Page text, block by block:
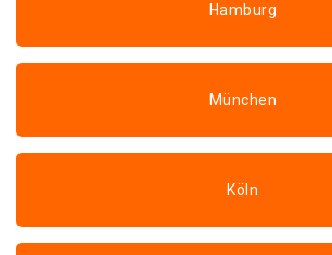
Hamburg
München
Köln